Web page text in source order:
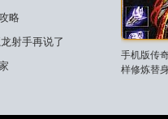
略
射手再说了
手机版传
样修炼替